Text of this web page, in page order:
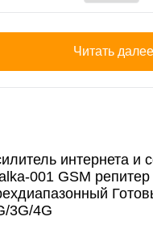
Читать
интернета и
001 GSM репитер
3G/4G